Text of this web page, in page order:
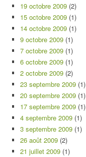
19 octobre 2009 (2)
15 octobre 2009 (1)
14 octobre 2009 (1)
9 octobre 2009 (1)
7 octobre 2009 (1)
6 octobre 2009 (1)
2 octobre 2009 (2)
23 septembre 2009 (1)
20 septembre 2009 (1)
17 septembre 2009 (1)
4 septembre 2009 (1)
3 septembre 2009 (1)
26 août 2009 (2)
21 juillet 2009 (1)